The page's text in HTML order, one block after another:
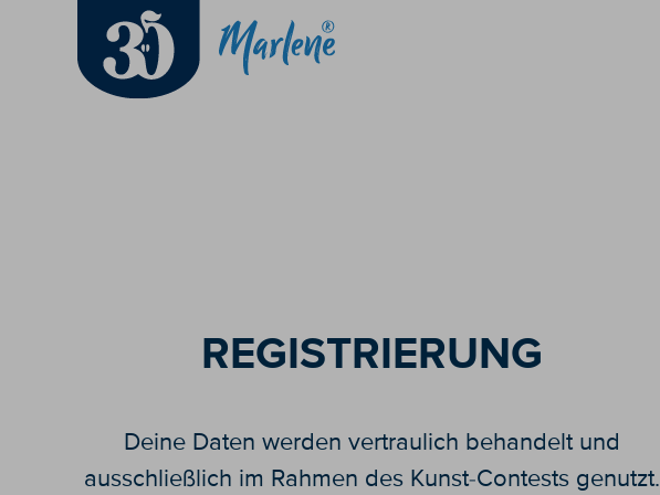
REGISTRIERUNG
Deine Daten werden vertraulich behandelt und
ausschließlich im Rahmen des Kunst-Contests genutzt.